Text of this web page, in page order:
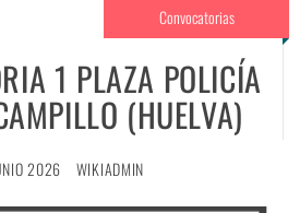
Convocatorias
1 PLAZA POLICÍA
(HUELVA)
2026 WIKIADMIN